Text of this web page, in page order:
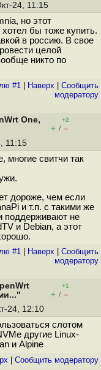
24, 11:15
но этот
бы тоже купить.
в россию. В свое
целой
никто по
#1 Наверх
Cообщить
модератору
One,
+2
+ / –
11:15
многие свитчи так
дороже, чем если
и т.п. с такими же
поддерживают не
и Debian, а этот
#1 Наверх
Cообщить
модератору
+1
+ / –
24, 12:10
слотом
другие Linux-
и Alpine
Cообщить модератору